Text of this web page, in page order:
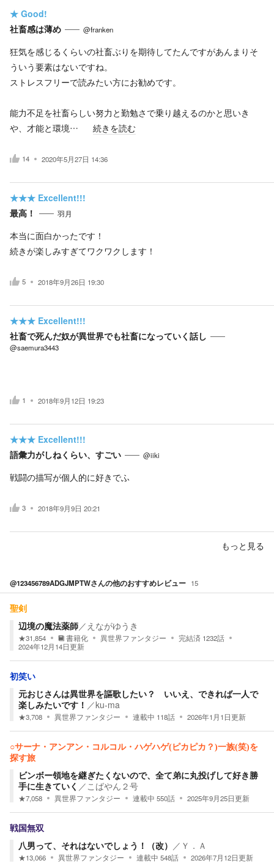
★ Good!
社畜感は薄め
@franken
狂気を感じるくらいの社畜ぶりを期待してたんですがあんまりそ
ういう要素はないですね。
ストレスフリーで読みたい方にお勧めです。
能力不足を社畜らしい努力と勤勉さで乗り越えるのかと思いき
や、才能と環境…
続きを読む
14 2020年5月27日 14:36
★★★ Excellent!!!
最高！
羽月
本当に面白かったです！
続きが楽しみすぎてワクワクします！
5 2018年9月26日 19:30
★★★ Excellent!!!
社畜で死んだ奴が異世界でも社畜になっていく話し
@saemura3443
1 2018年9月12日 19:23
★★★ Excellent!!!
語彙力がしねくらい、すごい
@iiki
戦闘の描写が個人的に好きでふ
3 2018年9月9日 20:21
もっと見る
@123456789ADGJMPTWさんの他のおすすめレビュー 15
聖剣
辺境の魔法薬師／ えながゆうき
★31,854 書籍化 異世界ファンタジー 完結済 1232話
2024年12月14日更新
初笑い
元おじさんは異世界を謳歌したい？ いいえ、できれば一人で
楽しみたいです！ ／ku-ma
★3,708 異世界ファンタジー 連載中 118話 2026年1月1日更新
○サーナ・アンアン・コルコル・ハゲハゲ(ピカピカ？)一族(笑)を
探す旅
ビンボー領地を継ぎたくないので、全て弟に丸投げして好き勝
手に生きていく ／ こばやん２号
★7,058 異世界ファンタジー 連載中 550話 2025年9月25日更新
戦国無双
八男って、それはないでしょう！（改） ／ Ｙ．Ａ
★13,066 異世界ファンタジー 連載中 548話 2026年7月12日更新